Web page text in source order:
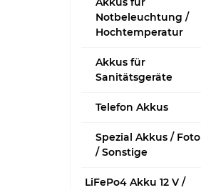
Notbeleuchtung /
Hochtemperatur
Akkus für
Sanitätsgeräte
Telefon Akkus
Spezial Akkus / Foto
/ Sonstige
LiFePo4 Akku 12 V /